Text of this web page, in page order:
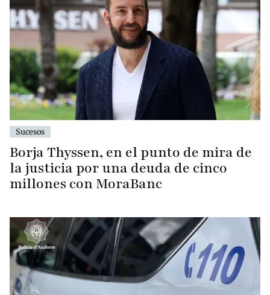
Sucesos
Borja Thyssen, en el punto de mira de
la justicia por una deuda de cinco
millones con MoraBanc